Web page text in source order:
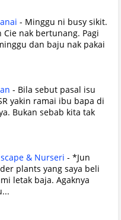
- Minggu ni busy sikit.
nak bertunang. Pagi
dan baju nak pakai
- Bila sebut pasal isu
yakin ramai ibu bapa di
Bukan sebab kita tak
& Nurseri - *Jun
plants yang saya beli
letak baja. Agaknya